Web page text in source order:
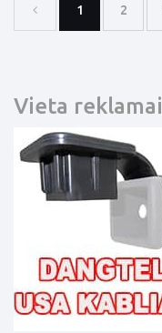
1 2
Vieta reklamai